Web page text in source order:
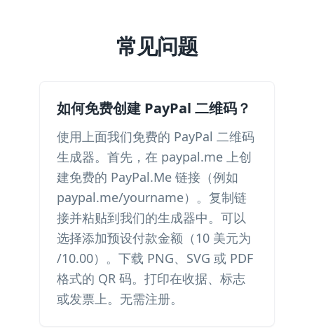
常见问题
如何免费创建 PayPal 二维码？
使用上面我们免费的 PayPal 二维码
生成器。首先，在 paypal.me 上创
建免费的 PayPal.Me 链接（例如
paypal.me/yourname）。复制链
接并粘贴到我们的生成器中。可以
选择添加预设付款金额（10 美元为
/10.00）。下载 PNG、SVG 或 PDF
格式的 QR 码。打印在收据、标志
或发票上。无需注册。